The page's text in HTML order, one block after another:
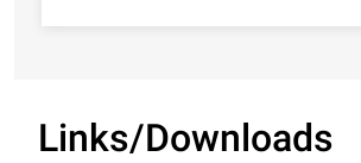
Links/Downloads